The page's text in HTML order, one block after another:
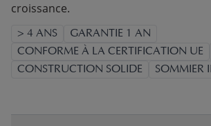
croissance.
> 4 ANS
GARANTIE 1 AN
CONFORME À LA CERTIFICATION UE
CONSTRUCTION SOLIDE
SOMMIER